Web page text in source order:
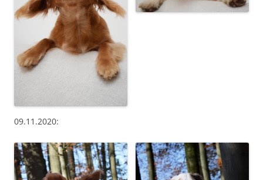
09.11.2020: